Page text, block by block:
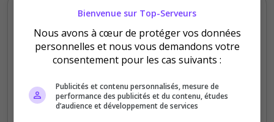
Votes et clics mensuels
60
Bienvenue sur Top-Serveurs
Nous avons à cœur de protéger vos données
personnelles et nous vous demandons votre
consentement pour les cas suivants :
Publicités et contenu personnalisés, mesure de
performance des publicités et du contenu, études
d’audience et développement de services